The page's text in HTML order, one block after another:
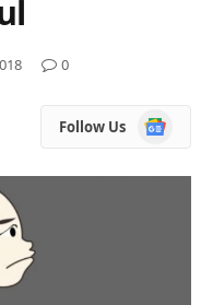
0
Follow Us
Google
News